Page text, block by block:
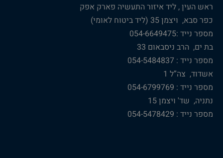
ראש העין , ליד איזור התעשיה פארק אפק
כפר סבא, ויצמן 35 (ליד ביטוח לאומי)
מספר נייד :054-6649475
בת ים, הרב ניסבאום 33
מספר נייד : 054-5484837
אשדוד, צה”ל 1
מספר נייד : 054-6799769
נתניה, שד' ויצמן 15
מספר נייד : 054-5478429